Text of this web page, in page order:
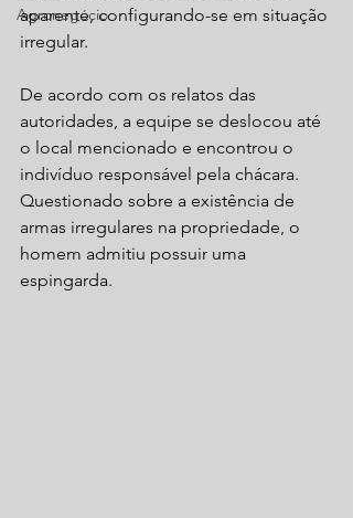
Agronegócio
aparente, configurando-se em situação
irregular.
De acordo com os relatos das
autoridades, a equipe se deslocou até
o local mencionado e encontrou o
indivíduo responsável pela chácara.
Questionado sobre a existência de
armas irregulares na propriedade, o
homem admitiu possuir uma
espingarda.